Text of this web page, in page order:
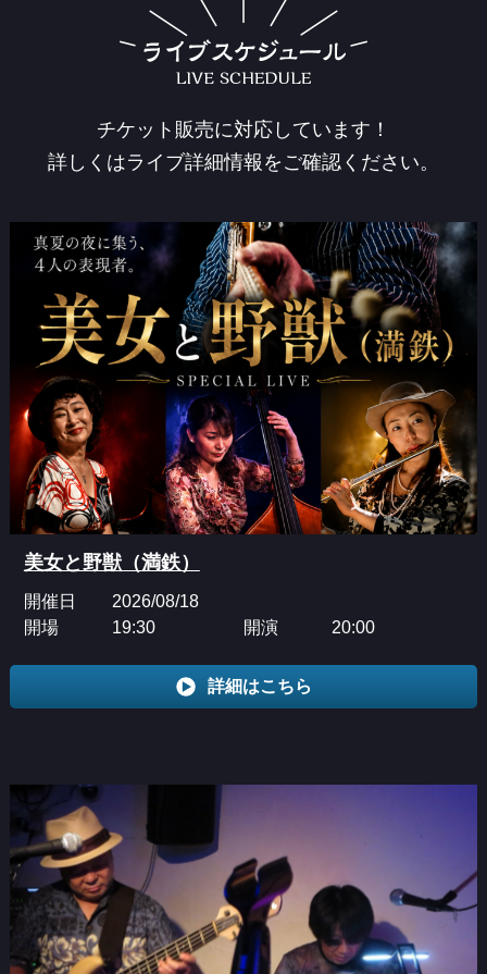
チケット販売に対応しています！
詳しくはライブ詳細情報をご確認ください。
美女と野獣（満鉄）
開催日
2026/08/18
開場
19:30 開演 20:00
詳細はこちら